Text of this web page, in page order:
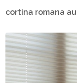
cortina romana